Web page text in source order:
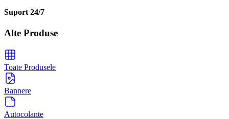
Suport 24/7
Alte Produse
Toate Produsele
Bannere
Autocolante